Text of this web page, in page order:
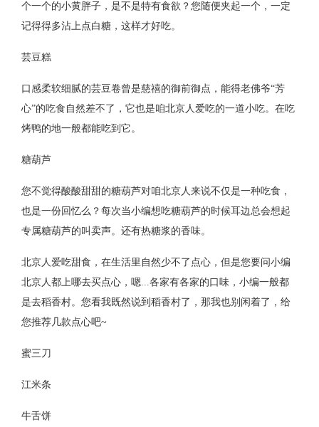
个一个的小黄胖子，是不是特有食欲？您随便夹起一个，一定
记得得多沾上点白糖，这样才好吃。
芸豆糕
口感柔软细腻的芸豆卷曾是慈禧的御前御点，能得老佛爷“芳
心”的吃食自然差不了，它也是咱北京人爱吃的一道小吃。在吃
烤鸭的地一般都能吃到它。
糖葫芦
您不觉得酸酸甜甜的糖葫芦对咱北京人来说不仅是一种吃食，
也是一份回忆么？每次当小编想吃糖葫芦的时候耳边总会想起
专属糖葫芦的叫卖声。还有热糖浆的香味。
北京人爱吃甜食，在生活里自然少不了点心，但是您要问小编
北京人都上哪去买点心，嗯...各家有各家的口味，小编一般都
是去稻香村。您看我既然说到稻香村了，那我也别闲着了，给
您推荐几款点心吧~
蜜三刀
江米条
牛舌饼